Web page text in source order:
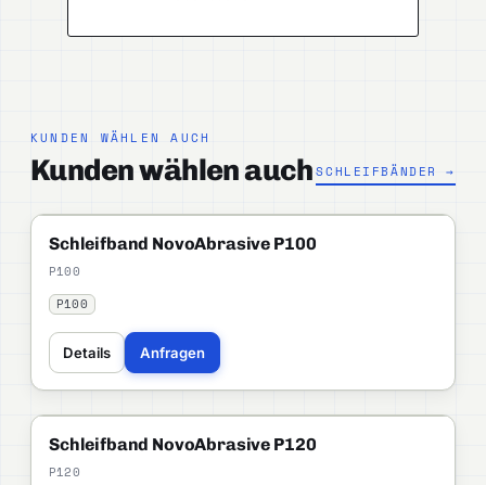
KUNDEN WÄHLEN AUCH
Kunden wählen auch SCHLEIFBÄNDER →
PROFI
Schleifband NovoAbrasive P100
P100
P100
Details Anfragen
PROFI
Schleifband NovoAbrasive P120
P120